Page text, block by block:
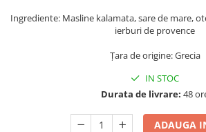
Ingrediente: Masline kalamata, sare de mare,
ierburi de provence
Țara de origine: Grecia
IN STOC
Durata de livrare: 48
ADAUGA